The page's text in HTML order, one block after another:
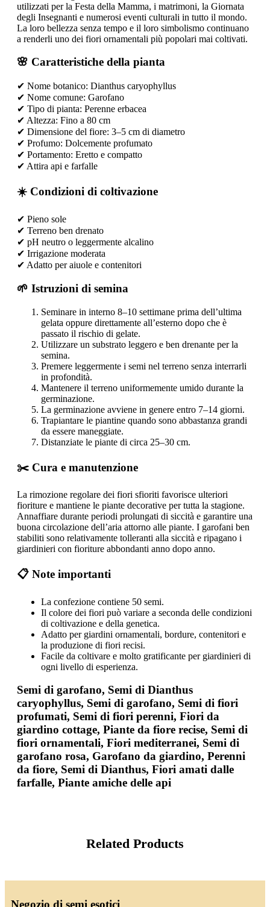
utilizzati per la Festa della Mamma, i matrimoni, la Giornata
degli Insegnanti e numerosi eventi culturali in tutto il mondo.
La loro bellezza senza tempo e il loro simbolismo continuano
a renderli uno dei fiori ornamentali più popolari mai coltivati.
🌸 Caratteristiche della pianta
✔ Nome botanico: Dianthus caryophyllus
✔ Nome comune: Garofano
✔ Tipo di pianta: Perenne erbacea
✔ Altezza: Fino a 80 cm
✔ Dimensione del fiore: 3–5 cm di diametro
✔ Profumo: Dolcemente profumato
✔ Portamento: Eretto e compatto
✔ Attira api e farfalle
☀️ Condizioni di coltivazione
✔ Pieno sole
✔ Terreno ben drenato
✔ pH neutro o leggermente alcalino
✔ Irrigazione moderata
✔ Adatto per aiuole e contenitori
🌱 Istruzioni di semina
Seminare in interno 8–10 settimane prima dell’ultima
gelata oppure direttamente all’esterno dopo che è
passato il rischio di gelate.
Utilizzare un substrato leggero e ben drenante per la
semina.
Premere leggermente i semi nel terreno senza interrarli
in profondità.
Mantenere il terreno uniformemente umido durante la
germinazione.
La germinazione avviene in genere entro 7–14 giorni.
Trapiantare le piantine quando sono abbastanza grandi
da essere maneggiate.
Distanziate le piante di circa 25–30 cm.
✂️ Cura e manutenzione
La rimozione regolare dei fiori sfioriti favorisce ulteriori
fioriture e mantiene le piante decorative per tutta la stagione.
Annaffiare durante periodi prolungati di siccità e garantire una
buona circolazione dell’aria attorno alle piante. I garofani ben
stabiliti sono relativamente tolleranti alla siccità e ripagano i
giardinieri con fioriture abbondanti anno dopo anno.
📋 Note importanti
La confezione contiene 50 semi.
Il colore dei fiori può variare a seconda delle condizioni
di coltivazione e della genetica.
Adatto per giardini ornamentali, bordure, contenitori e
la produzione di fiori recisi.
Facile da coltivare e molto gratificante per giardinieri di
ogni livello di esperienza.
Semi di garofano, Semi di Dianthus
caryophyllus, Semi di garofano, Semi di fiori
profumati, Semi di fiori perenni, Fiori da
giardino cottage, Piante da fiore recise, Semi di
fiori ornamentali, Fiori mediterranei, Semi di
garofano rosa, Garofano da giardino, Perenni
da fiore, Semi di Dianthus, Fiori amati dalle
farfalle, Piante amiche delle api
Related Products
Negozio di semi esotici